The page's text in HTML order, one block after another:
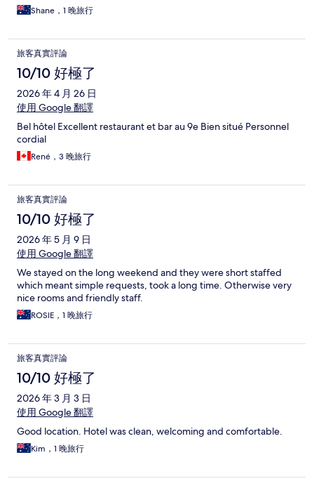
Shane，1 晚旅行
旅客真實評論
10/10 好極了
2026 年 4 月 26 日
使用 Google 翻譯
Bel hôtel Excellent restaurant et bar au 9e Bien situé Personnel
cordial
René，3 晚旅行
旅客真實評論
10/10 好極了
2026 年 5 月 9 日
使用 Google 翻譯
We stayed on the long weekend and they were short staffed
which meant simple requests, took a long time. Otherwise very
nice rooms and friendly staff.
ROSIE，1 晚旅行
旅客真實評論
10/10 好極了
2026 年 3 月 3 日
使用 Google 翻譯
Good location. Hotel was clean, welcoming and comfortable.
Kim，1 晚旅行